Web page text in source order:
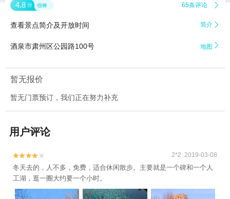
4.8 分 很棒 65条评论 
查看景点简介及开放时间 简介 
酒泉市肃州区公园路100号 地图 
暂无报价
暂无门票预订，我们正在努力补充
用户评论

 2*2 2019-03-08
冬天去的，人不多，免费，适合休闲散步。主要就是一个碑和一个人
工湖，逛一圈大约要一个小时。